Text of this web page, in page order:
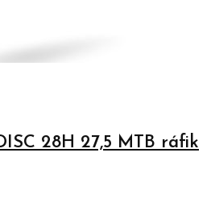
28H 27,5 MTB ráfik